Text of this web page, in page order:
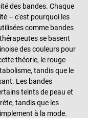
des bandes. Chaque
– c'est pourquoi les
comme bandes
se basent
des couleurs pour
théorie, le rouge
tandis que le
Les bandes
teints de peau et
tandis que les
à la mode.